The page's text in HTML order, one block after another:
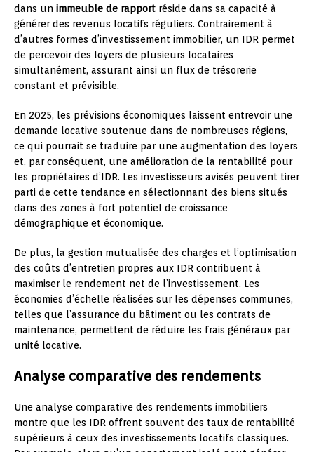
dans un immeuble de rapport réside dans sa capacité à
générer des revenus locatifs réguliers. Contrairement à
d’autres formes d’investissement immobilier, un IDR permet
de percevoir des loyers de plusieurs locataires
simultanément, assurant ainsi un flux de trésorerie
constant et prévisible.
En 2025, les prévisions économiques laissent entrevoir une
demande locative soutenue dans de nombreuses régions,
ce qui pourrait se traduire par une augmentation des loyers
et, par conséquent, une amélioration de la rentabilité pour
les propriétaires d’IDR. Les investisseurs avisés peuvent tirer
parti de cette tendance en sélectionnant des biens situés
dans des zones à fort potentiel de croissance
démographique et économique.
De plus, la gestion mutualisée des charges et l’optimisation
des coûts d’entretien propres aux IDR contribuent à
maximiser le rendement net de l’investissement. Les
économies d’échelle réalisées sur les dépenses communes,
telles que l’assurance du bâtiment ou les contrats de
maintenance, permettent de réduire les frais généraux par
unité locative.
Analyse comparative des rendements
Une analyse comparative des rendements immobiliers
montre que les IDR offrent souvent des taux de rentabilité
supérieurs à ceux des investissements locatifs classiques.